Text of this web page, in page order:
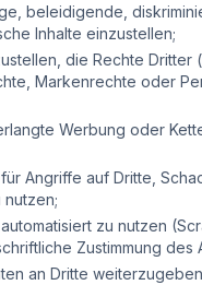
beleidigende,
Inhalte einzustellen;
die Rechte Dritter
Markenrechte oder
Werbung oder
Angriffe auf Dritte,
nutzen;
zu nutzen
Zustimmung des
an Dritte